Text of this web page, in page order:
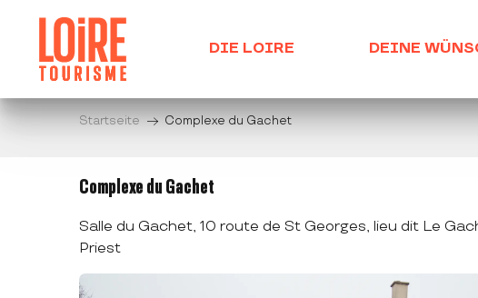
contenu
principal
DIE LOIRE DEINE
Startseite Complexe du Gachet
Complexe du Gachet
Salle du Gachet, 10 route de St Georges, lieu dit Le
Priest